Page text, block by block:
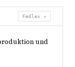
Fedlex ↗
und